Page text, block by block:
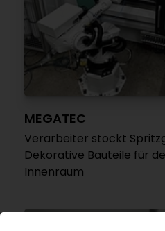
MEGATEC
Verarbeiter stockt
Dekorative Bauteile für
Innenraum